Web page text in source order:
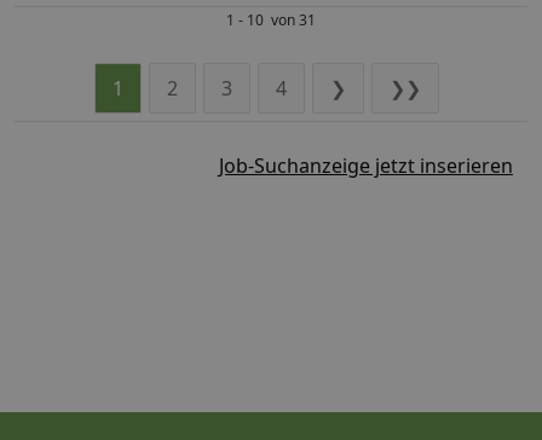
1 - 10 von 31
1 2 3 4 ❯ ❯❯
Job-Suchanzeige jetzt inserieren